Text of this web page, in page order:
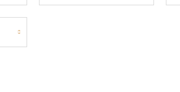
kontinentální